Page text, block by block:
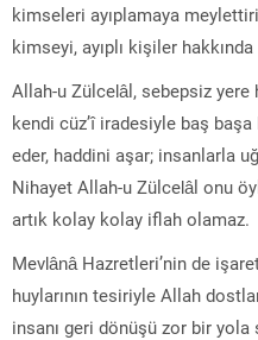
kimseleri ayıplamaya
kimseyi, ayıplı kişiler
Allah-u Zülcelâl, sebepsiz
kendi cüz’î iradesiyle baş başa
eder, haddini aşar; insanlarla
Nihayet Allah-u Zülcelâl onu
artık kolay kolay iflah olamaz.
Mevlânâ Hazretleri’nin de
huylarının tesiriyle Allah
insanı geri dönüşü zor bir